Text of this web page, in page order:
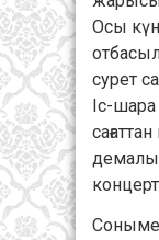
Осы
сурет
Іс-
концерт